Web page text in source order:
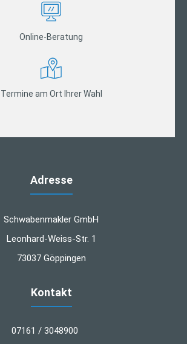
Online-Beratung
Termine am Ort Ihrer Wahl
Adresse
Schwabenmakler GmbH
Leonhard-Weiss-Str. 1
73037 Göppingen
Kontakt
07161 / 3048900